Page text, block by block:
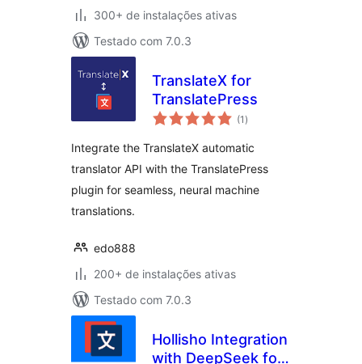
300+ de instalações ativas
Testado com 7.0.3
TranslateX for
TranslatePress
(1 total
de
)
Integrate the TranslateX automatic
translator API with the TranslatePress
plugin for seamless, neural machine
translations.
edo888
200+ de instalações ativas
Testado com 7.0.3
Hollisho Integration
with DeepSeek for